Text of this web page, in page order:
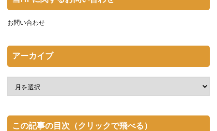
お問い合わせ
アーカイブ
この記事の目次（クリックで飛べる）